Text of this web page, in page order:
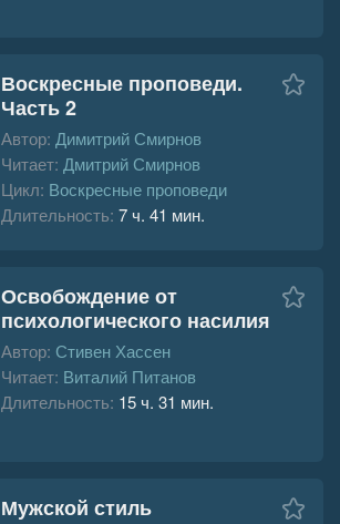
Воскресные проповеди.
Часть 2
Автор: Димитрий Смирнов
Читает: Дмитрий Смирнов
Цикл: Воскресные проповеди
Длительность: 7 ч. 41 мин.
Освобождение от
психологического насилия
Автор: Стивен Хассен
Читает: Виталий Питанов
Длительность: 15 ч. 31 мин.
Мужской стиль